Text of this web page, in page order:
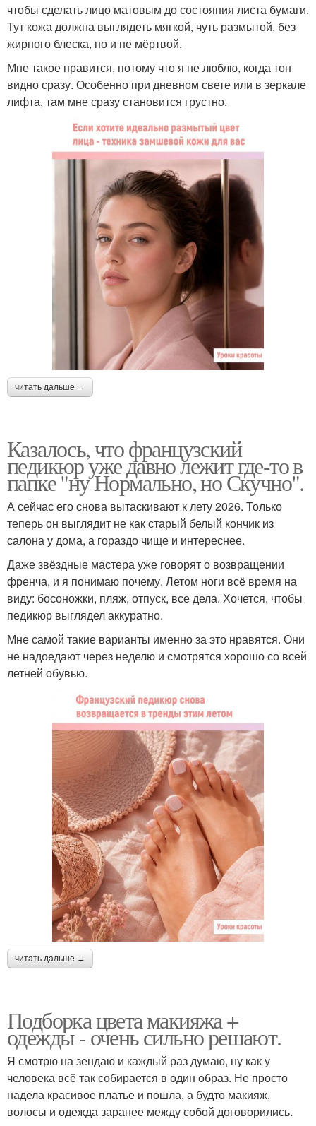
чтобы сделать лицо матовым до состояния листа бумаги.
Тут кожа должна выглядеть мягкой, чуть размытой, без
жирного блеска, но и не мёртвой.
Мне такое нравится, потому что я не люблю, когда тон
видно сразу. Особенно при дневном свете или в зеркале
лифта, там мне сразу становится грустно.
читать дальше →
Казалось, что французский
педикюр уже давно лежит где-то в
папке "ну Нормально, но Скучно".
А сейчас его снова вытаскивают к лету 2026. Только
теперь он выглядит не как старый белый кончик из
салона у дома, а гораздо чище и интереснее.
Даже звёздные мастера уже говорят о возвращении
френча, и я понимаю почему. Летом ноги всё время на
виду: босоножки, пляж, отпуск, все дела. Хочется, чтобы
педикюр выглядел аккуратно.
Мне самой такие варианты именно за это нравятся. Они
не надоедают через неделю и смотрятся хорошо со всей
летней обувью.
читать дальше →
Подборка цвета макияжа +
одежды - очень сильно решают.
Я смотрю на зендаю и каждый раз думаю, ну как у
человека всё так собирается в один образ. Не просто
надела красивое платье и пошла, а будто макияж,
волосы и одежда заранее между собой договорились.